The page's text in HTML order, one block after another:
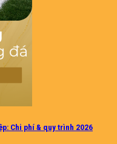
Chi phí & quy trình 2026